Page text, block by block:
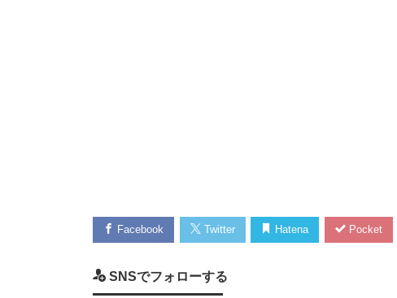
Facebook Twitter Hatena Pocket
SNSでフォローする